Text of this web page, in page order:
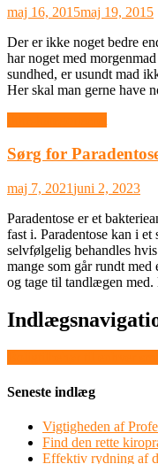
maj 16, 2015maj 19, 2015
Der er ikke noget bedre
har noget med
sundhed, er usundt mad
Her skal man gerne have
Sørg for
maj 7, 2021juni 2, 2023
Paradentose er et
fast i. Paradentose kan i
selvfølgelig behandles
mange som går rundt
og tage til tandlægen
Seneste indlæg
Vigtigheden af
Find den rette
Effektiv rydning af